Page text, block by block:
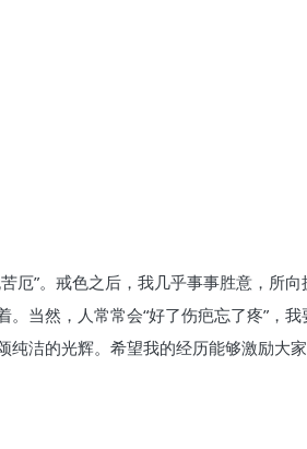
厄”。戒色之后，我几乎事事胜意，所
当然，人常常会“好了伤疤忘了疼”，
洁的光辉。希望我的经历能够激励大